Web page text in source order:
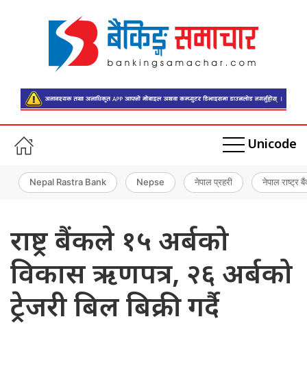
Unicode
Nepal Rastra Bank Nepse नेपाल प्रहरी नेपाल राष्ट्र
राष्ट्र बैंकले १५ अर्बको
विकास ऋणपत्र, २६ अर्बको
ट्रेजरी बिल बिक्री गर्दै